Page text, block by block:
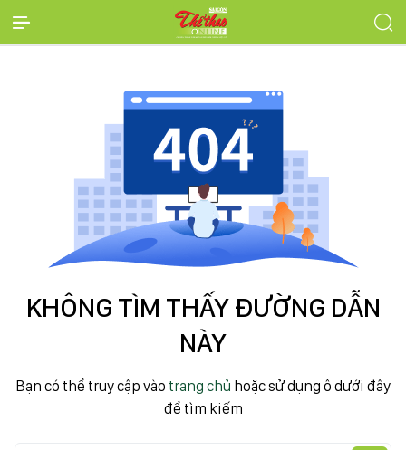
KHÔNG TÌM THẤY ĐƯỜNG DẪN
NÀY
Bạn có thể truy cập vào trang chủ hoặc sử dụng ô dưới đây
để tìm kiếm